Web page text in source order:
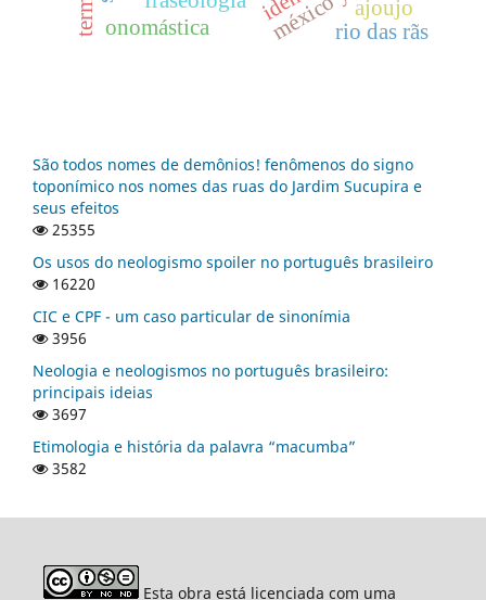
ajoujo
rio das rãs
onomástica
São todos nomes de demônios! fenômenos do signo
toponímico nos nomes das ruas do Jardim Sucupira e
seus efeitos
25355
Os usos do neologismo spoiler no português brasileiro
16220
CIC e CPF - um caso particular de sinonímia
3956
Neologia e neologismos no português brasileiro:
principais ideias
3697
Etimologia e história da palavra “macumba”
3582
Esta obra está licenciada com uma